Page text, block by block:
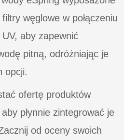
węglowe w połączeniu
aby zapewnić
pitną, odróżniając je
opcji.
ofertę produktów
płynnie zintegrować je
od oceny swoich